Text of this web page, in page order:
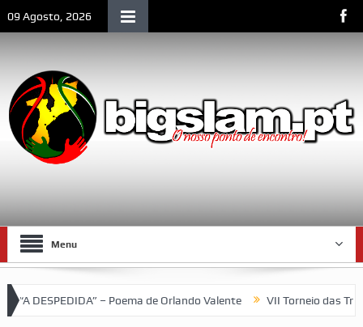
09 Agosto, 2026
Menu
– Poema de Orlando Valente VII Torneio das Traseiras –